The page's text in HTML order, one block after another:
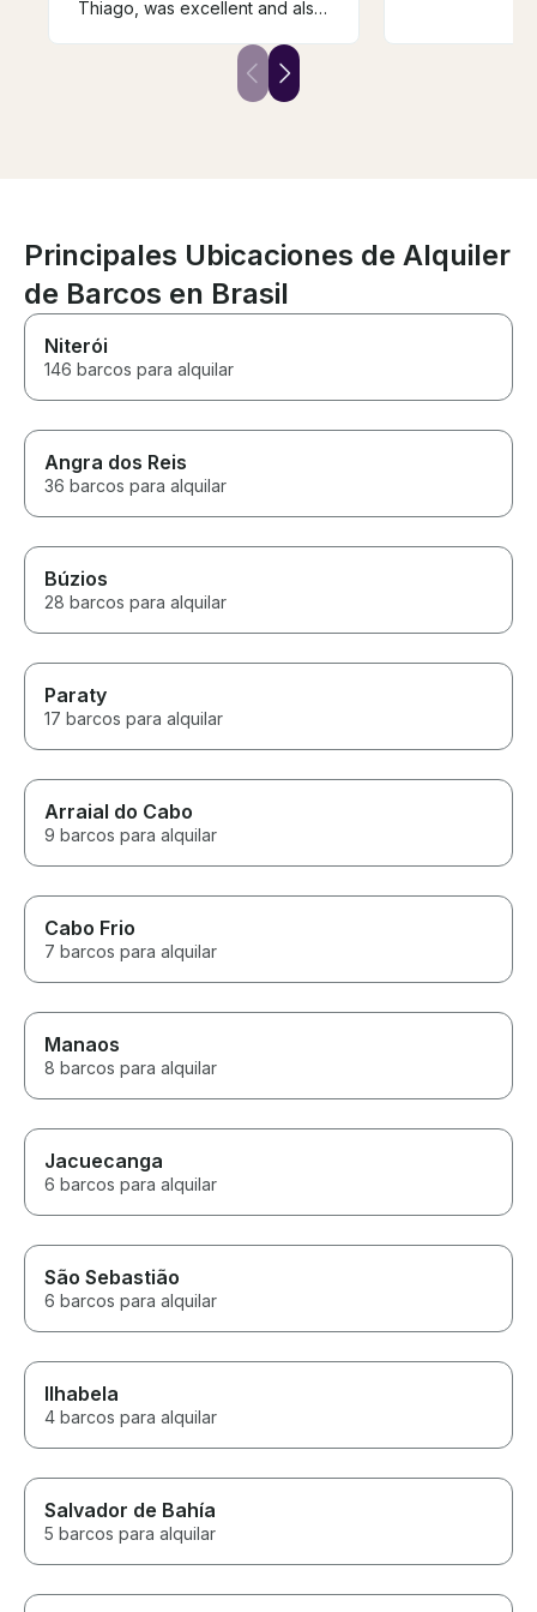
Thiago, was excellent and also
Would definitely book again!
Beautiful boat
Principales Ubicaciones de Alquiler
de Barcos en Brasil
Niterói
146 barcos para alquilar
Angra dos Reis
36 barcos para alquilar
Búzios
28 barcos para alquilar
Paraty
17 barcos para alquilar
Arraial do Cabo
9 barcos para alquilar
Cabo Frio
7 barcos para alquilar
Manaos
8 barcos para alquilar
Jacuecanga
6 barcos para alquilar
São Sebastião
6 barcos para alquilar
Ilhabela
4 barcos para alquilar
Salvador de Bahía
5 barcos para alquilar